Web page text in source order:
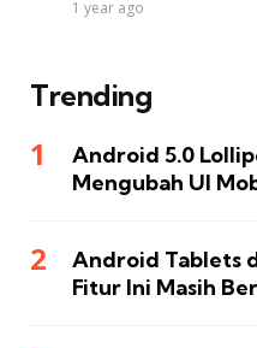
1 year ago
Trending
Android 5.0
Mengubah UI
Android Tablets
Fitur Ini Masih